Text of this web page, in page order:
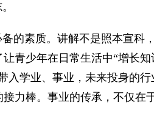
素质。讲解不是照本宣科
青少年在日常生活中“增长
入学业、事业，未来投身的行
力棒。事业的传承，不仅在